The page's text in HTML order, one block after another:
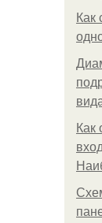
Как
Как